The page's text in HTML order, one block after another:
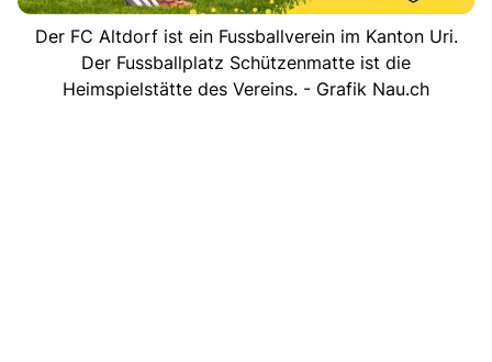
Der FC Altdorf ist ein Fussballverein im Kanton Uri.
Der Fussballplatz Schützenmatte ist die
Heimspielstätte des Vereins. - Grafik Nau.ch